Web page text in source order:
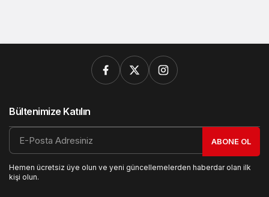
Bültenimize Katılın
ABONE OL
Hemen ücretsiz üye olun ve yeni güncellemelerden haberdar olan ilk
kişi olun.